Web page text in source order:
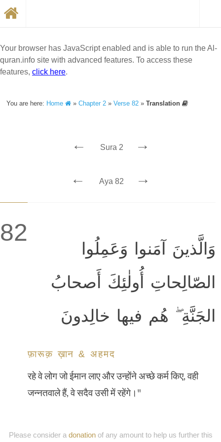
Your browser has JavaScript enabled and is able to run the Al-
quran.info site with advanced features. To access these
features, click here.
You are here: Home »Chapter 2 »Verse 82 »Translation
← Sura 2 →
← Aya 82 →
82
وَالَّذينَ آمَنوا وَعَمِلُوا
الصّالِحاتِ أُولٰئِكَ أَصحابُ
الجَنَّةِ ۖ هُم فيها خالِدونَ
फ़ारूक़ ख़ान & अहमद
रहे वे लोग जो ईमान लाए और उन्होंने अच्छे कर्म किए, वही
जन्नतवाले हैं, वे सदैव उसी में रहेंगे।"
Please consider a donationof any amount to help us further this